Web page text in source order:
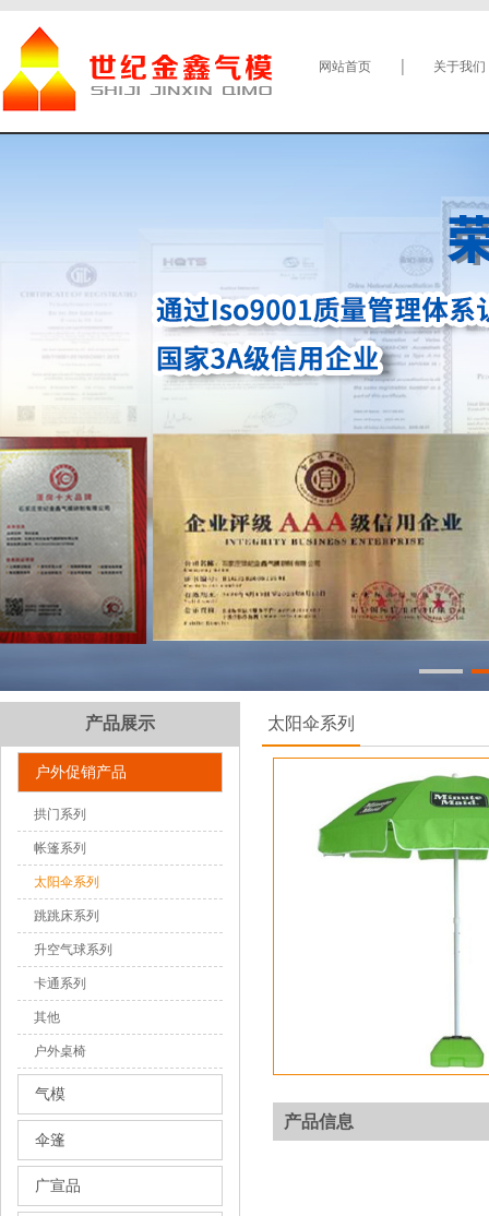
网站首页 关于我们
产品展示
户外促销产品
拱门系列
帐篷系列
太阳伞系列
跳跳床系列
升空气球系列
卡通系列
其他
户外桌椅
气模
伞篷
广宣品
太阳伞系列
产品信息